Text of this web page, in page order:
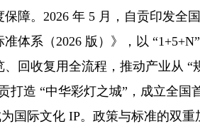
保障。2026 年 5 月，自贡印发
准体系（2026 版）》，以
回收复用全流程，推动产业从 “
打造 “中华彩灯之城”，成立全国
国际文化 IP。政策与标准的双重